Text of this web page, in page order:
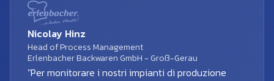
Nicolay Hinz
Head of Process Management
Erlenbacher Backwaren GmbH - Groß-Gerau
"Per monitorare i nostri impianti di produzione